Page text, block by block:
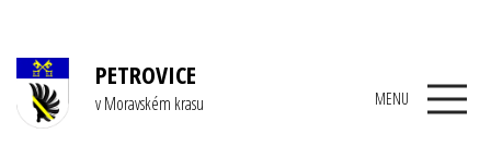
PETROVICE
v Moravském krasu MENU